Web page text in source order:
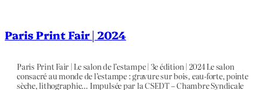
Paris Print Fair | 2024
Paris Print Fair | Le salon de l’estampe | 3e édition | 2024 Le salon
consacré au monde de l’estampe : gravure sur bois, eau-forte, pointe
sèche, lithographie… Impulsée par la CSEDT – Chambre Syndicale